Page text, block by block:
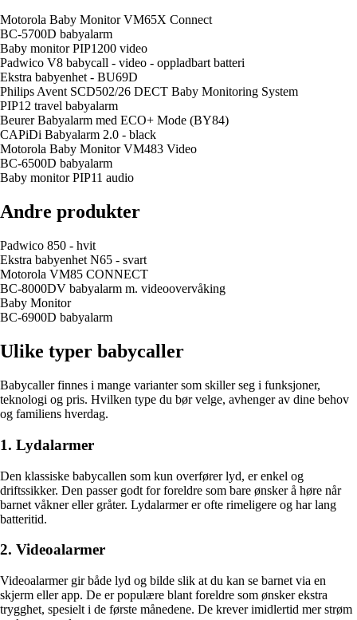
Motorola Baby Monitor VM65X Connect
BC-5700D babyalarm
Baby monitor PIP1200 video
Padwico V8 babycall - video - oppladbart batteri
Ekstra babyenhet - BU69D
Philips Avent SCD502/26 DECT Baby Monitoring System
PIP12 travel babyalarm
Beurer Babyalarm med ECO+ Mode (BY84)
CAPiDi Babyalarm 2.0 - black
Motorola Baby Monitor VM483 Video
BC-6500D babyalarm
Baby monitor PIP11 audio
Andre produkter
Padwico 850 - hvit
Ekstra babyenhet N65 - svart
Motorola VM85 CONNECT
BC-8000DV babyalarm m. videoovervåking
Baby Monitor
BC-6900D babyalarm
Ulike typer babycaller
Babycaller finnes i mange varianter som skiller seg i funksjoner,
teknologi og pris. Hvilken type du bør velge, avhenger av dine behov
og familiens hverdag.
1. Lydalarmer
Den klassiske babycallen som kun overfører lyd, er enkel og
driftssikker. Den passer godt for foreldre som bare ønsker å høre når
barnet våkner eller gråter. Lydalarmer er ofte rimeligere og har lang
batteritid.
2. Videoalarmer
Videoalarmer gir både lyd og bilde slik at du kan se barnet via en
skjerm eller app. De er populære blant foreldre som ønsker ekstra
trygghet, spesielt i de første månedene. De krever imidlertid mer strøm